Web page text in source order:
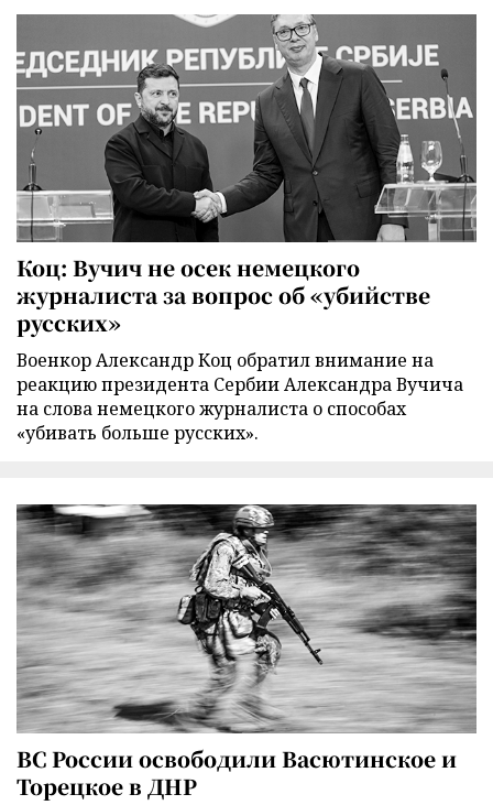
Коц: Вучич не осек немецкого
журналиста за вопрос об «убийстве
русских»
Военкор Александр Коц обратил внимание на
реакцию президента Сербии Александра Вучича
на слова немецкого журналиста о способах
«убивать больше русских».
ВС России освободили Васютинское и
Торецкое в ДНР